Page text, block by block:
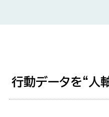
行動データを“人